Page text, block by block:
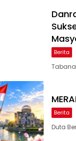
Berita
Berita
Duta